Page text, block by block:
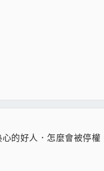
的好人．怎麼會被停權